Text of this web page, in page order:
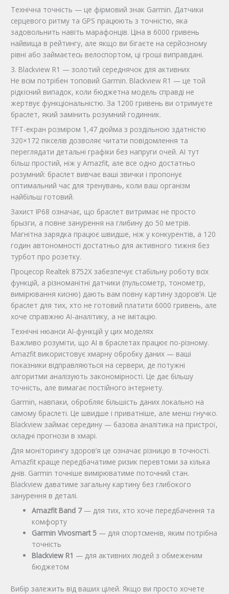
Технічна точність — це фірмовий знак Garmin. Датчики
серцевого ритму та GPS працюють з точністю, яка
задовольнить навіть марафонців. Ціна в 6000 гривень
найвища в рейтингу, але якщо ви бігаєте на серйозному
рівні або займаєтесь велоспортом, ці гроші виправдані.
3. Blackview R1 — золотий середнячок для активних
Не всім потрібен топовий Garmin. Blackview R1 — це той
рідкісний випадок, коли бюджетна модель справді не
жертвує функціональністю. За 1200 гривень ви отримуєте
браслет, який замінить розумний годинник.
TFT-екран розміром 1,47 дюйма з роздільною здатністю
320×172 пікселів дозволяє читати повідомлення та
переглядати детальні графіки без напруги очей. AI тут
більш простий, ніж у Amazfit, але все одно достатньо
розумний: браслет вивчає ваші звички і пропонує
оптимальний час для тренувань, коли ваш організм
найбільш готовий.
Захист IP68 означає, що браслет витримає не просто
брызги, а повне занурення на глибину до 50 метрів.
Магнітна зарядка працює швидше, ніж у конкурентів, а 120
годин автономності достатньо для активного тижня без
турбот про розетку.
Процесор Realtek 8752X забезпечує стабільну роботу всіх
функцій, а різноманітні датчики (пульсометр, тонометр,
вимірювання кисню) дають вам повну картину здоров’я. Це
браслет для тих, хто не готовий платити 6000 гривень, але
хоче справжню AI-аналітику, а не імітацію.
Технічні нюанси AI-функцій у цих моделях
Важливо розуміти, що AI в браслетах працює по-різному.
Amazfit використовує хмарну обробку даних — ваші
показники відправляються на сервери, де потужні
алгоритми аналізують закономірності. Це дає більшу
точність, але вимагає постійного інтернету.
Garmin, навпаки, обробляє більшість даних локально на
самому браслеті. Це швидше і приватніше, але менш гнучко.
Blackview займає середину — базова аналітика на пристрої,
складні прогнози в хмарі.
Для моніторингу здоров’я це означає різницю в точності.
Amazfit краще передбачатиме ризик перевтоми за кілька
днів. Garmin точніше вимірюватиме поточний стан.
Blackview даватиме загальну картину без глибокого
занурення в деталі.
Amazfit Band 7— для тих, хто хоче передбачення та
комфорту
Garmin Vivosmart 5 — для спортсменів, яким потрібна
точність
Blackview R1 — для активних людей з обмеженим
бюджетом
Вибір залежить від ваших цілей. Якщо ви просто хочете